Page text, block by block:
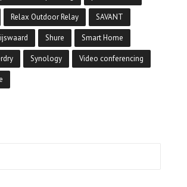
Relax Outdoor Relay SAVANT
Shure Smart Home
Synology Video conferencing